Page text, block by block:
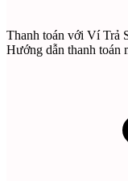
Thanh toán với Ví Trả
Hướng dẫn thanh toán